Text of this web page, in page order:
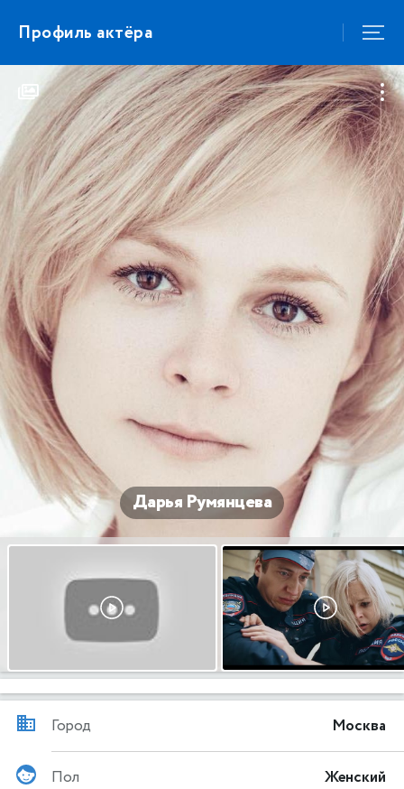
Профиль актёра
Дарья Румянцева
Город Москва
Пол Женский